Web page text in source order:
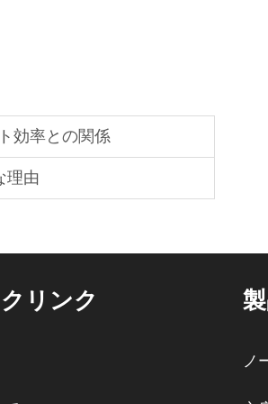
効率との関係
理由
リンク
ノ